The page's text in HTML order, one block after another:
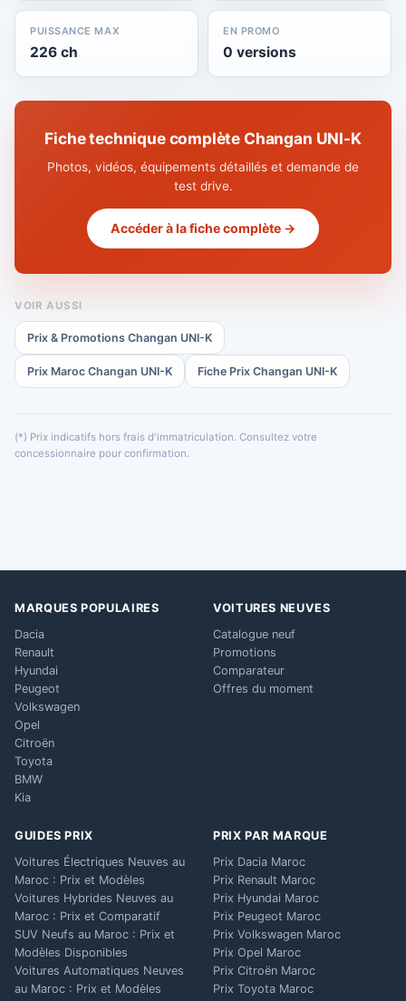
PUISSANCE MAX
226 ch
EN PROMO
0 versions
Fiche technique complète Changan UNI-K
Photos, vidéos, équipements détaillés et demande de
test drive.
Accéder à la fiche complète →
VOIR AUSSI
Prix & Promotions Changan UNI-K
Prix Maroc Changan UNI-K Fiche Prix Changan UNI-K
(*) Prix indicatifs hors frais d'immatriculation. Consultez votre
concessionnaire pour confirmation.
MARQUES POPULAIRES
Dacia
Renault
Hyundai
Peugeot
Volkswagen
Opel
Citroën
Toyota
BMW
Kia
VOITURES NEUVES
Catalogue neuf
Promotions
Comparateur
Offres du moment
GUIDES PRIX
Voitures Électriques Neuves au
Maroc : Prix et Modèles
Voitures Hybrides Neuves au
Maroc : Prix et Comparatif
SUV Neufs au Maroc : Prix et
Modèles Disponibles
Voitures Automatiques Neuves
au Maroc : Prix et Modèles
PRIX PAR MARQUE
Prix Dacia Maroc
Prix Renault Maroc
Prix Hyundai Maroc
Prix Peugeot Maroc
Prix Volkswagen Maroc
Prix Opel Maroc
Prix Citroën Maroc
Prix Toyota Maroc